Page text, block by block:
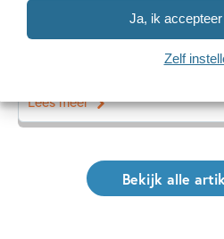
Ja, ik
Zelf
Oplossing ‘De
puzzel!
Lees meer
Bekijk alle